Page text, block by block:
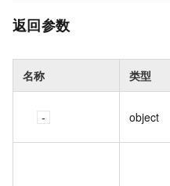
返回参数
名称 类型
object